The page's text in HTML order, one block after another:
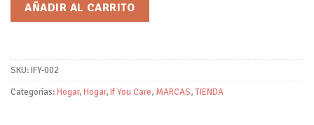
AÑADIR AL CARRITO
SKU:IFY-002
Categorías:Hogar,Hogar,If You Care, MARCAS,TIENDA